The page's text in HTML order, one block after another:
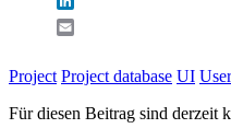
Project Project database UI
Für diesen Beitrag sind derzeit